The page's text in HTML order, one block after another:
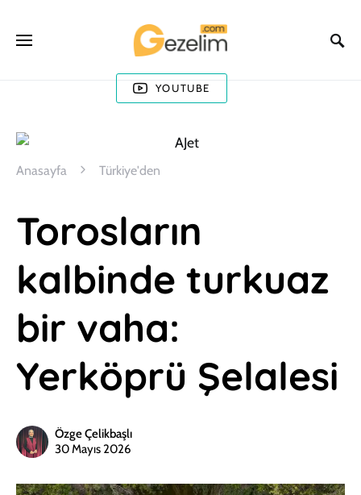
YOUTUBE
Anasayfa Türkiye'den
Torosların
kalbinde turkuaz
bir vaha:
Yerköprü Şelalesi
Özge Çelikbaşlı
30 Mayıs 2026